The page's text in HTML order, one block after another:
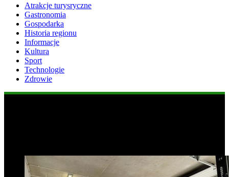
Atrakcje turysryczne
Gastronomia
Gospodarka
Historia regionu
Informacje
Kultura
Sport
Technologie
Zdrowie